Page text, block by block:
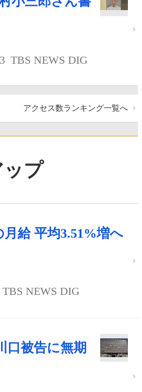
TBS NEWS DIG
アクセス数ランキング一覧へ
ップ
月給 平均3.51%増へ
TBS NEWS DIG
口被告に無期